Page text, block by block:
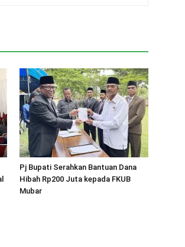
Pj Bupati Serahkan Bantuan Dana
Hibah Rp200 Juta kepada FKUB
Mubar